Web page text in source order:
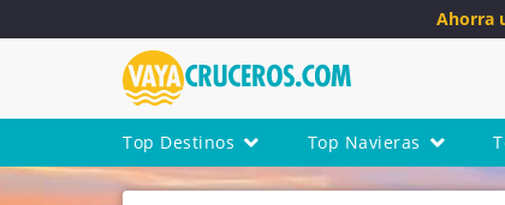
Ahorra
Top Destinos Top Navieras